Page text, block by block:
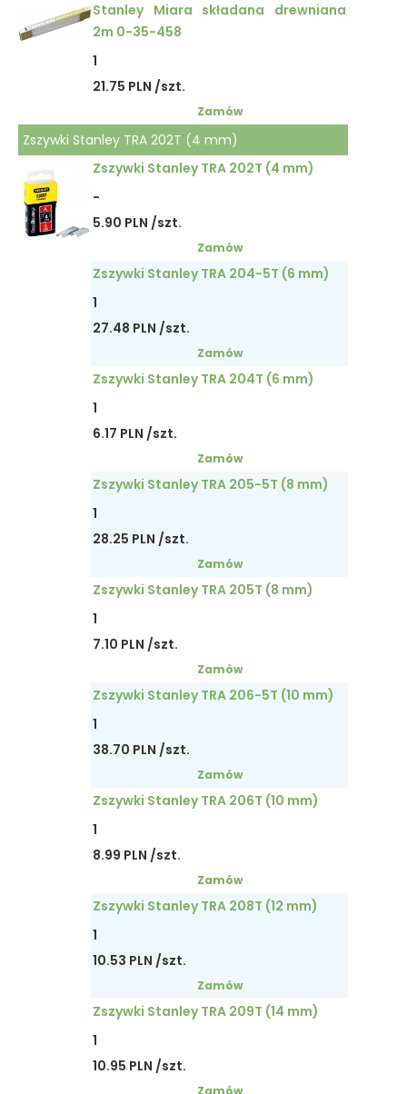
Stanley Miara składana drewniana
2m 0-35-458
1
21.75 PLN /szt.
Zamów
Zszywki Stanley TRA 202T (4 mm)
Zszywki Stanley TRA 202T (4 mm)
-
5.90 PLN /szt.
Zamów
Zszywki Stanley TRA 204-5T (6 mm)
1
27.48 PLN /szt.
Zamów
Zszywki Stanley TRA 204T (6 mm)
1
6.17 PLN /szt.
Zamów
Zszywki Stanley TRA 205-5T (8 mm)
1
28.25 PLN /szt.
Zamów
Zszywki Stanley TRA 205T (8 mm)
1
7.10 PLN /szt.
Zamów
Zszywki Stanley TRA 206-5T (10 mm)
1
38.70 PLN /szt.
Zamów
Zszywki Stanley TRA 206T (10 mm)
1
8.99 PLN /szt.
Zamów
Zszywki Stanley TRA 208T (12 mm)
1
10.53 PLN /szt.
Zamów
Zszywki Stanley TRA 209T (14 mm)
1
10.95 PLN /szt.
Zamów